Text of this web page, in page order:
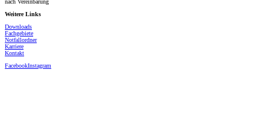
nach Vereinbarung
Weitere Links
Downloads
Fachgebiete
Notfallordner
Karriere
Kontakt
FacebookInstagram